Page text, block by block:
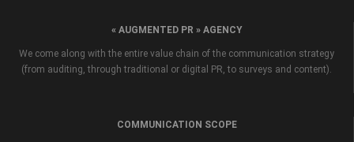
« AUGMENTED PR » AGENCY
We come along with the entire value chain of the communication strategy
(from auditing, through traditional or digital PR, to surveys and content).
COMMUNICATION SCOPE